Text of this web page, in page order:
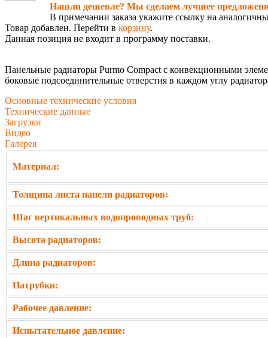
Нашли дешевле? Мы сделаем лучшее
В примечании заказа укажите ссылку на
Товар добавлен. Перейти в корзину.
Данная позиция не входит в программу поставки.
Панельные радиаторы Purmo Compact с конвекционными
боковые подсоединительные отверстия в каждом углу
Основные технические условия
Техническиe данные
Загрузки
Видео
Галерея
Материал:
Толщина листа панели радиаторов:
Шаг вертикальных водопроводных труб:
Высота радиаторов:
Длина радиаторов:
Патрубки:
Рабочее давление:
Испытательное давление: